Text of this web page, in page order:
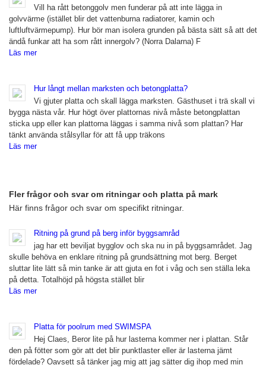
Vill ha rått betonggolv men funderar på att inte lägga in
golvvärme (istället blir det vattenburna radiatorer, kamin och
luftluftvärmepump). Hur bör man isolera grunden på bästa sätt så att det
ändå funkar att ha som rått innergolv? (Norra Dalarna) F
Läs mer
Hur långt mellan marksten och betongplatta?
Vi gjuter platta och skall lägga marksten. Gästhuset i trä skall vi
bygga nästa vår. Hur högt över plattornas nivå måste betongplattan
sticka upp eller kan plattorna läggas i samma nivå som plattan? Har
tänkt använda stålsyllar för att få upp träkons
Läs mer
Fler frågor och svar om ritningar och platta på mark
Här finns frågor och svar om specifikt ritningar.
Ritning på grund på berg inför byggsamråd
jag har ett beviljat bygglov och ska nu in på byggsamrådet. Jag
skulle behöva en enklare ritning på grundsättning mot berg. Berget
sluttar lite lätt så min tanke är att gjuta en fot i våg och sen ställa leka
på detta. Totalhöjd på högsta stället blir
Läs mer
Platta för poolrum med SWIMSPA
Hej Claes, Beror lite på hur lasterna kommer ner i plattan. Står
den på fötter som gör att det blir punktlaster eller är lasterna jämt
fördelade? Oavsett så tänker jag mig att jag sätter dig ihop med min